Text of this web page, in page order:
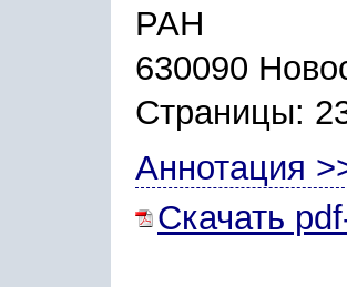
РАН
630090
Страницы:
Аннотация
Скачать